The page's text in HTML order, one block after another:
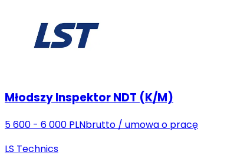
Młodszy Inspektor NDT (K/M)
5 600 - 6 000 PLNbrutto / umowa o pracę
LS Technics